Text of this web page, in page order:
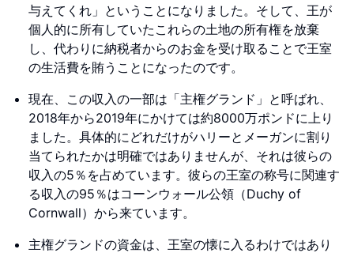
与えてくれ」ということになりました。そして、王が
個人的に所有していたこれらの土地の所有権を放棄
し、代わりに納税者からのお金を受け取ることで王室
の生活費を賄うことになったのです。
現在、この収入の一部は「主権グランド」と呼ばれ、
2018年から2019年にかけては約8000万ポンドに上り
ました。具体的にどれだけがハリーとメーガンに割り
当てられたかは明確ではありませんが、それは彼らの
収入の5％を占めています。彼らの王室の称号に関連す
る収入の95％はコーンウォール公領（Duchy of
Cornwall）から来ています。
主権グランドの資金は、王室の懐に入るわけではあり